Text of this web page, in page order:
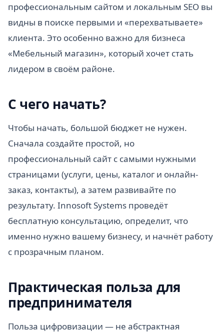
профессиональным сайтом и локальным SEO вы
видны в поиске первыми и «перехватываете»
клиента. Это особенно важно для бизнеса
«Мебельный магазин», который хочет стать
лидером в своём районе.
С чего начать?
Чтобы начать, большой бюджет не нужен.
Сначала создайте простой, но
профессиональный сайт с самыми нужными
страницами (услуги, цены, каталог и онлайн-
заказ, контакты), а затем развивайте по
результату. Innosoft Systems проведёт
бесплатную консультацию, определит, что
именно нужно вашему бизнесу, и начнёт работу
с прозрачным планом.
Практическая польза для
предпринимателя
Польза цифровизации — не абстрактная